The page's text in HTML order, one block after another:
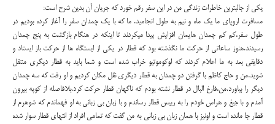
یکی از جالبترین خاطرات زندگی من در این سفر رقم خورد که جریان آن بدین شرح است:
مسافرت اروپای ما یک ماه و نیم به طول انجامید. ما که با یک چمدان سفر را آغاز کرده بودیم در
طول سفر،کم کم چمدان هایمان افزایش پیدا میکردند تا اینکه در هنگام بازگشت به پنج چمدان
رسیدند.هنوز ساعاتی از حرکت ما نگذشته بود که قطار در یکی از ایستگاه ها از حرکت باز ایستاد و
دقایقی بعد به ما اعلام کردند که لوکوموتیو خراب شده است و شما باید به قطار دیگری منتقل
شوید.من و حاج کاظم با گرفتن دو چمدان به قطار دیگری نقل مکان کردیم و او رفت که سه چمدان
دیگر را بیاورد.من،فارغ البال در قطار نشته بودم که ناگهان قطار حرکت کرد.بلافاصله از کوپه بیرون
آمدم و با جیغ و هراس خودم را به رییس قطار رساندم و با زبان بی زبانی به او فهماندم که شوهرم از
قطار جا مانده است و اونیز با همان زبان بی زبانی به من گفت که تمامی افراد از انتهای قطار سوار شده